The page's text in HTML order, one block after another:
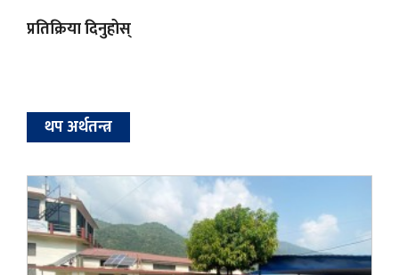
प्रतिक्रिया दिनुहोस्
थप अर्थतन्त्र